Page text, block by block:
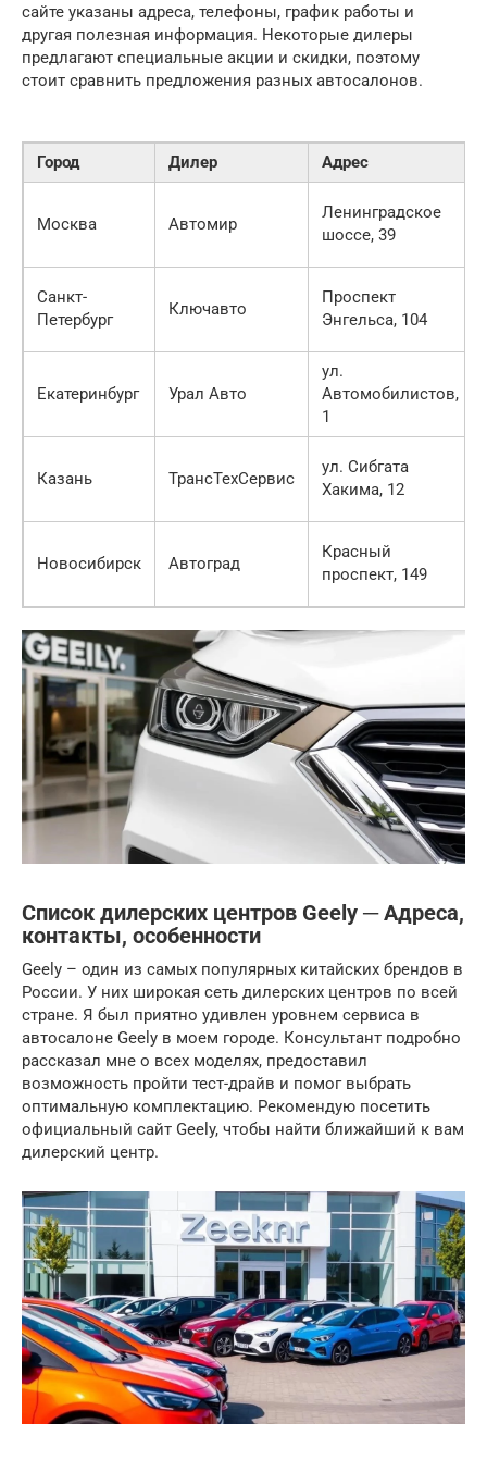
сайте указаны адреса, телефоны, график работы и
другая полезная информация. Некоторые дилеры
предлагают специальные акции и скидки, поэтому
стоит сравнить предложения разных автосалонов.
Город Дилер Адрес
Москва Автомир
Ленинградское
шоссе, 39
Санкт-
Петербург
Ключавто
Проспект
Энгельса, 104
Екатеринбург Урал Авто
ул.
Автомобилистов,
1
Казань ТрансТехСервис
ул. Сибгата
Хакима, 12
Новосибирск Автоград
Красный
проспект, 149
Список дилерских центров Geely ─ Адреса,
контакты, особенности
Geely – один из самых популярных китайских брендов в
России. У них широкая сеть дилерских центров по всей
стране. Я был приятно удивлен уровнем сервиса в
автосалоне Geely в моем городе. Консультант подробно
рассказал мне о всех моделях, предоставил
возможность пройти тест-драйв и помог выбрать
оптимальную комплектацию. Рекомендую посетить
официальный сайт Geely, чтобы найти ближайший к вам
дилерский центр.